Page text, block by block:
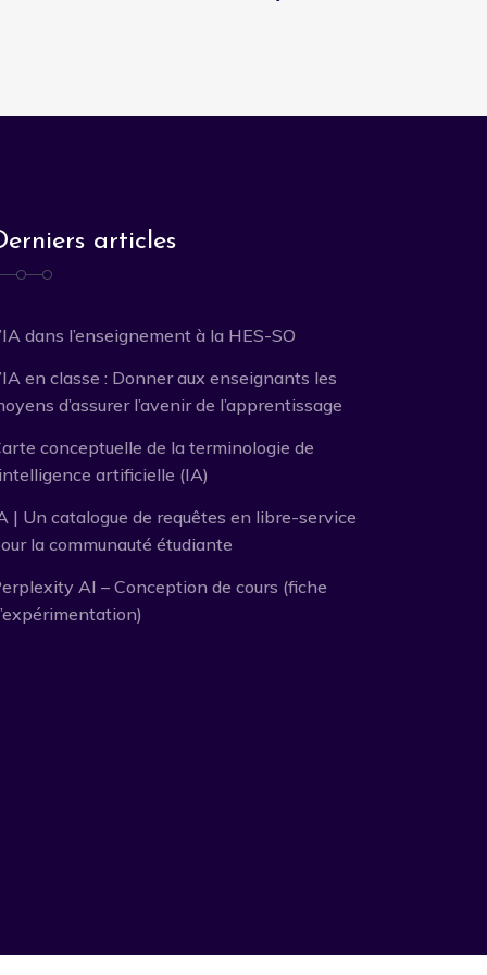
articles
dans l’enseignement à la HES-SO
en classe : Donner aux enseignants les
d’assurer l’avenir de l’apprentissage
conceptuelle de la terminologie de
artificielle (IA)
| Un catalogue de requêtes en libre-service
la communauté étudiante
AI – Conception de cours (fiche